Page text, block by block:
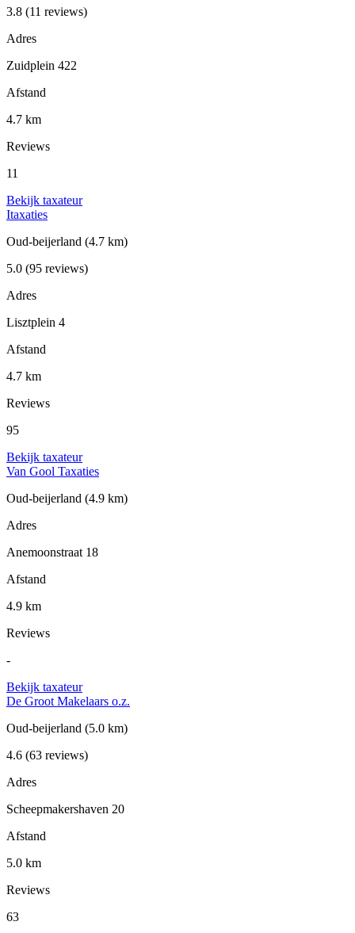
3.8 (11 reviews)
Adres
Zuidplein 422
Afstand
4.7 km
Reviews
11
Bekijk taxateur
Itaxaties
Oud-beijerland (4.7 km)
5.0 (95 reviews)
Adres
Lisztplein 4
Afstand
4.7 km
Reviews
95
Bekijk taxateur
Van Gool Taxaties
Oud-beijerland (4.9 km)
Adres
Anemoonstraat 18
Afstand
4.9 km
Reviews
-
Bekijk taxateur
De Groot Makelaars o.z.
Oud-beijerland (5.0 km)
4.6 (63 reviews)
Adres
Scheepmakershaven 20
Afstand
5.0 km
Reviews
63